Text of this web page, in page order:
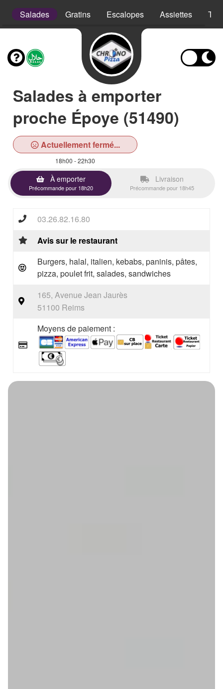
Salades Gratins Escalopes Assiettes Tex
Salades à emporter
proche Époye (51490)
Actuellement fermé...
18h00 - 22h30
À emporter
Précommande pour 18h20
Livraison
Précommande pour 18h45
03.26.82.16.80
Avis sur le restaurant
Burgers, halal, italien, kebabs, paninis, pâtes,
pizza, poulet frit, salades, sandwiches
165, Avenue Jean Jaurès
51100 Reims
Moyens de paiement :